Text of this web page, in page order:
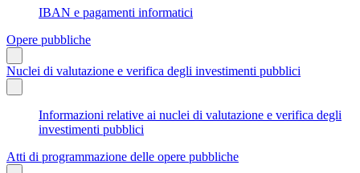
IBAN e pagamenti informatici
Opere pubbliche
Nuclei di valutazione e verifica degli investimenti pubblici
Informazioni relative ai nuclei di valutazione e verifica degli
investimenti pubblici
Atti di programmazione delle opere pubbliche